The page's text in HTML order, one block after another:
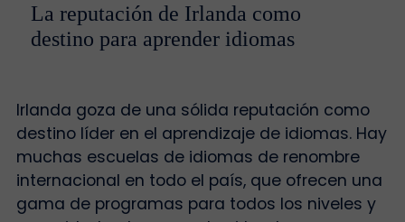
La reputación de Irlanda como
destino para aprender idiomas
Irlanda goza de una sólida reputación como
destino líder en el aprendizaje de idiomas. Hay
muchas escuelas de idiomas de renombre
internacional en todo el país, que ofrecen una
gama de programas para todos los niveles y